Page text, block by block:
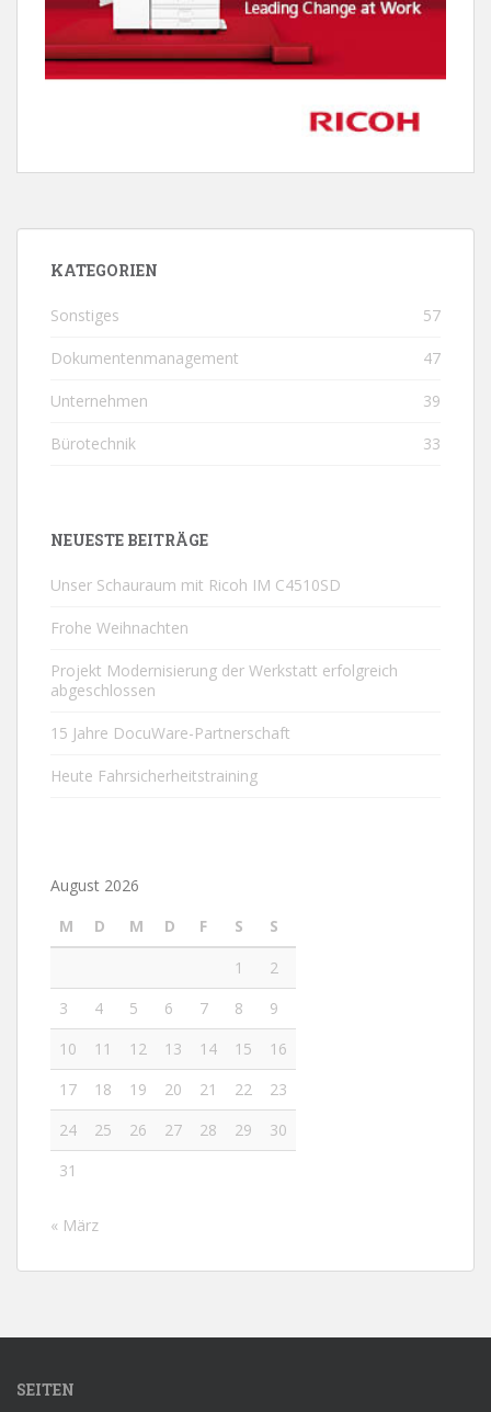
KATEGORIEN
Sonstiges 57
Dokumentenmanagement 47
Unternehmen 39
Bürotechnik 33
NEUESTE BEITRÄGE
Unser Schauraum mit Ricoh IM C4510SD
Frohe Weihnachten
Projekt Modernisierung der Werkstatt erfolgreich
abgeschlossen
15 Jahre DocuWare-Partnerschaft
Heute Fahrsicherheitstraining
August 2026
M
D M D F S
S
1
2
3
4 5 6 7 8
9
10
11 12 13 14 15
16
17
18 19 20 21 22
23
24
25 26 27 28 29
30
31
« März
SEITEN